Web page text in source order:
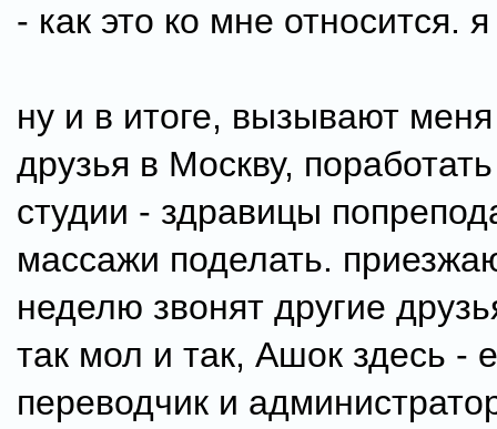
- как это ко мне относится.
ну и в итоге, вызывают
друзья в Москву,
студии - здравицы
массажи поделать.
неделю звонят другие
так мол и так, Ашок здесь -
переводчик и